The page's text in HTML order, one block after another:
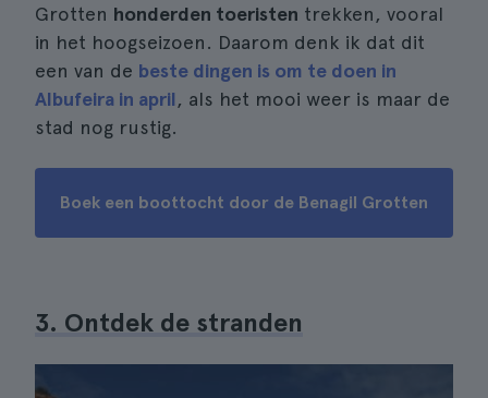
Grotten honderden toeristen trekken, vooral
in het hoogseizoen. Daarom denk ik dat dit
een van de beste dingen is om te doen in
Albufeira in april, als het mooi weer is maar de
stad nog rustig.
Boek een boottocht door de Benagil Grotten
3. Ontdek de stranden